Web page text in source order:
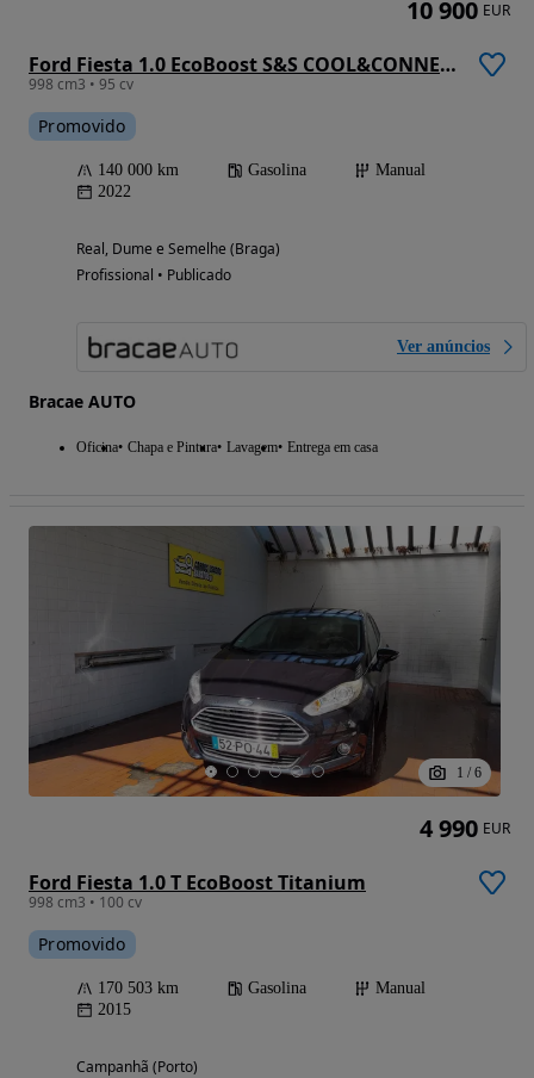
Ford Fiesta 1.0 EcoBoost S&S COOL&CONNECT
998 cm3 • 95 cv
Promovido
140 000 km Gasolina
Manual
2022
Real, Dume e Semelhe (Braga)
Profissional • Publicado
Ver anúncios
Bracae AUTO
Oficina Chapa e Pintura Lavagem Entrega em casa
10 900 EUR
1 / 6
Ford Fiesta 1.0 T EcoBoost Titanium
998 cm3 • 100 cv
Promovido
170 503 km Gasolina
Manual
2015
Campanhã (Porto)
4 990 EUR